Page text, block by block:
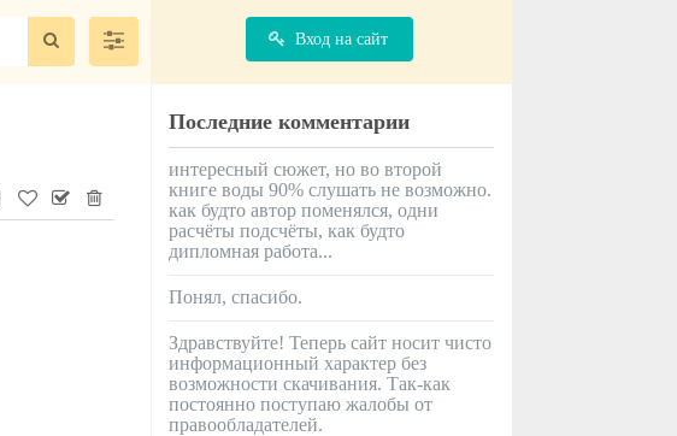
Вход на сайт
Последние комментарии
интересный сюжет, но во второй
книге воды 90% слушать не возможно.
как будто автор поменялся, одни
расчёты подсчёты, как будто
дипломная работа...
Понял, спасибо.
Здравствуйте! Теперь сайт носит чисто
информационный характер без
возможности скачивания. Так-как
постоянно поступаю жалобы от
правообладателей.